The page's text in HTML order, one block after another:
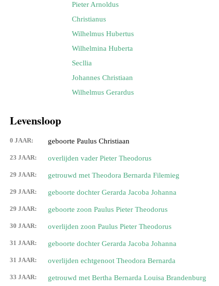
Pieter Arnoldus
Christianus
Wilhelmus Hubertus
Wilhelmina Huberta
Secllia
Johannes Christiaan
Wilhelmus Gerardus
Levensloop
0 JAAR: geboorte Paulus Christiaan
23 JAAR: overlijden vader Pieter Theodorus
29 JAAR: getrouwd met Theodora Bernarda Filemieg
29 JAAR: geboorte dochter Gerarda Jacoba Johanna
29 JAAR: geboorte zoon Paulus Pieter Theodorus
30 JAAR: overlijden zoon Paulus Pieter Theodorus
31 JAAR: geboorte dochter Gerarda Jacoba Johanna
31 JAAR: overlijden echtgenoot Theodora Bernarda
33 JAAR: getrouwd met Bertha Bernarda Louisa Brandenburg